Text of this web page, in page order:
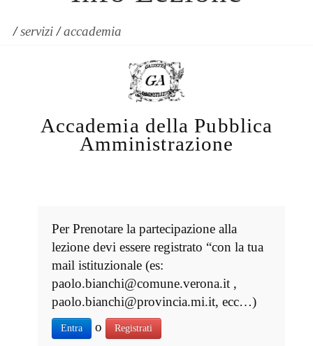
Innovazione Tecnologica
Servizi
Contatti
| Entra
/servizi/accademia
Accademia della Pubblica
Amministrazione
Per Prenotare la partecipazione alla
lezione devi essere registrato “con la tua
mail istituzionale (es:
paolo.bianchi@comune.verona.it ,
paolo.bianchi@provincia.mi.it, ecc…)
Entra o Registrati